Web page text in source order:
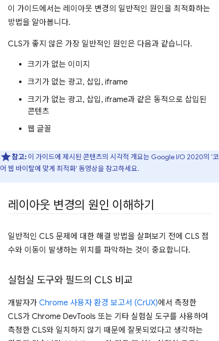
이 가이드에서는 레이아웃 변경의 일반적인 원인을 최적화하는
방법을 알아봅니다.
CLS가 좋지 않은 가장 일반적인 원인은 다음과 같습니다.
크기가 없는 이미지
크기가 없는 광고, 삽입, iframe
크기가 없는 광고, 삽입, iframe과 같은 동적으로 삽입된
콘텐츠
웹 글꼴
참고: 이 가이드에 제시된 콘텐츠의 시각적 개요는 Google I/O 2020의 '코
어 웹 바이탈에 맞게 최적화' 동영상을 참고하세요.
레이아웃 변경의 원인 이해하기
일반적인 CLS 문제에 대한 해결 방법을 살펴보기 전에 CLS 점
수와 이동이 발생하는 위치를 파악하는 것이 중요합니다.
실험실 도구와 필드의 CLS 비교
개발자가 Chrome 사용자 환경 보고서 (CrUX)에서 측정한
CLS가 Chrome DevTools 또는 기타 실험실 도구를 사용하여
측정한 CLS와 일치하지 않기 때문에 잘못되었다고 생각하는